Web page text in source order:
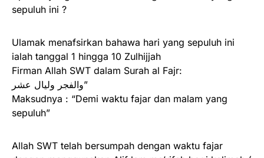
sepuluh ini ?
Ulamak menafsirkan bahawa hari yang sepuluh ini
ialah tanggal 1 hingga 10 Zulhijjah
Firman Allah SWT dalam Surah al Fajr:
والفجر وليال عشر”
Maksudnya : “Demi waktu fajar dan malam yang
sepuluh”
Allah SWT telah bersumpah dengan waktu fajar